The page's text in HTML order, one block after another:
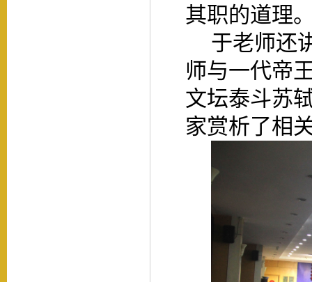
其职的道理
于老师还
师与一代帝
文坛泰斗苏
家赏析了相